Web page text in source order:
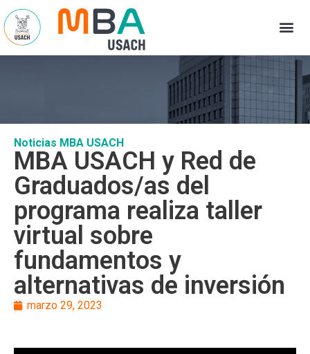
Noticias MBA USACH
MBA USACH y Red de
Graduados/as del
programa realiza taller
virtual sobre
fundamentos y
alternativas de inversión
marzo 29, 2023